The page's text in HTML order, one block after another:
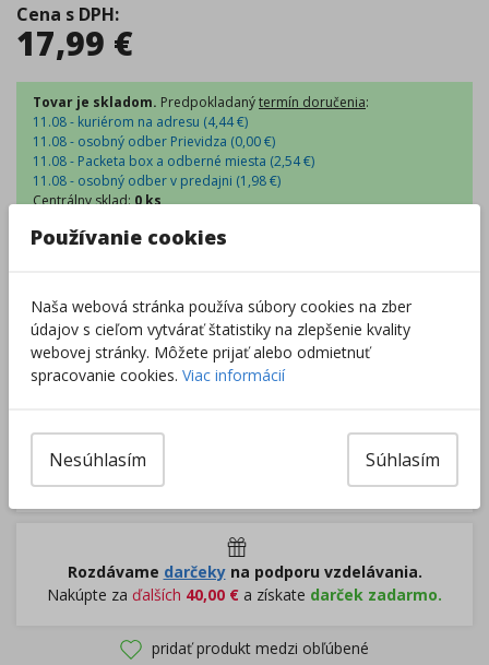
Cena s DPH:
17,99 €
Tovar je skladom. Predpokladanýtermín doručenia:
11.08 - kuriérom na adresu (4,44€)
11.08 - osobný odber Prievidza (0,00€)
11.08 - Packeta box a odberné miesta (2,54€)
11.08 - osobný odber v predajni (1,98€)
Centrálny sklad:0 ks
Zobraziť dostupnosť v predajniach
– +
€
Rozdávame darčeky na podporu vzdelávania.
Nakúpte za ďalších 40,00 € a získate darček zadarmo.
pridať produkt medzi obľúbené
Používanie cookies
Naša webová stránka používa súbory cookies na zber
údajov s cieľom vytvárať štatistiky na zlepšenie kvality
webovej stránky. Môžete prijať alebo odmietnuť
spracovanie cookies. Viac informácií
Súhlasím
Nesúhlasím